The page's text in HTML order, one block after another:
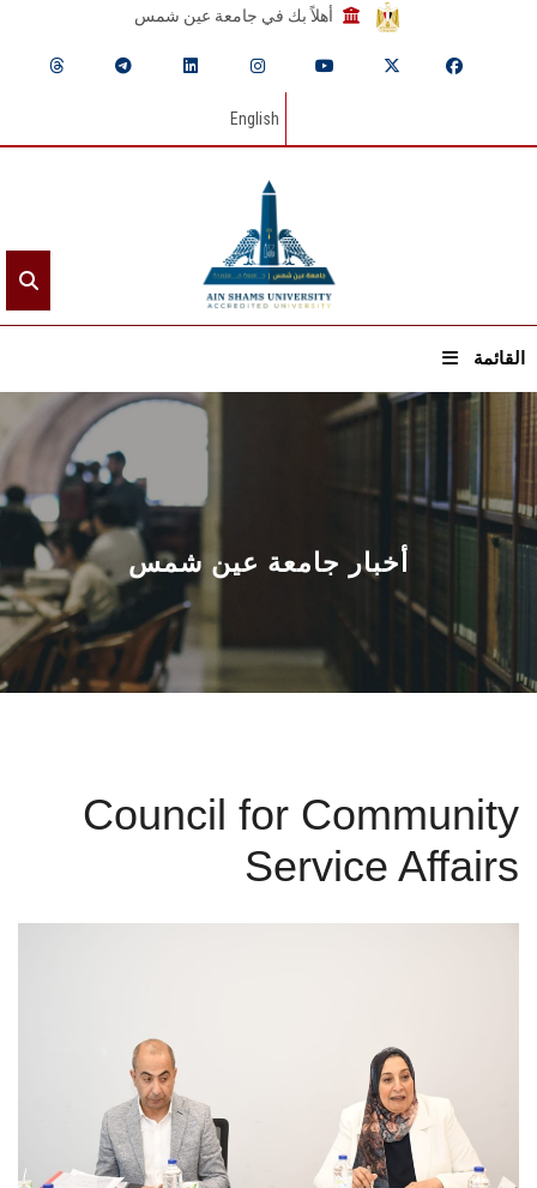
أهلاً بك في جامعة عين شمس
English
القائمة
الرئيسيـة
عن الجامعة
القطاعـات
الشئون الأكاديمية
البحث العلمي
المراكز والوحدات
هيئة التدريس
أخبار جامعة عين شمس
Council for Community
Service Affairs